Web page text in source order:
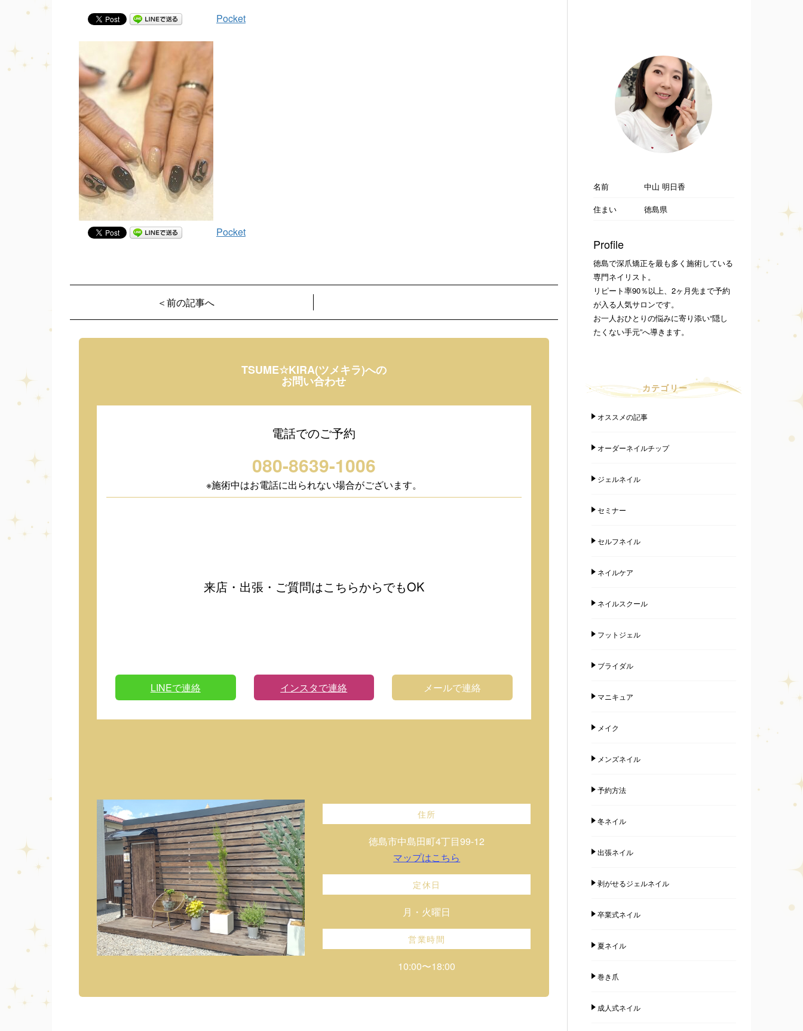
Pocket
Pocket
＜前の記事へ
TSUME☆KIRA(ツメキラ)への
お問い合わせ
電話でのご予約
080-8639-1006
※施術中はお電話に出られない場合がございます。
来店・出張・ご質問はこちらからでもOK
LINEで連絡 インスタで連絡 メールで連絡
住所
徳島市中島田町4丁目99-12
マップはこちら
定休日
月・火曜日
営業時間
10:00〜18:00
名前
中山 明日香
住まい
徳島県
Profile
徳島で深爪矯正を最も多く施術している
専門ネイリスト。
リピート率90％以上、2ヶ月先まで予約
が入る人気サロンです。
お一人おひとりの悩みに寄り添い“隠し
たくない手元”へ導きます。
カテゴリー
オススメの記事
オーダーネイルチップ
ジェルネイル
セミナー
セルフネイル
ネイルケア
ネイルスクール
フットジェル
ブライダル
マニキュア
メイク
メンズネイル
予約方法
冬ネイル
出張ネイル
剥がせるジェルネイル
卒業式ネイル
夏ネイル
巻き爪
成人式ネイル